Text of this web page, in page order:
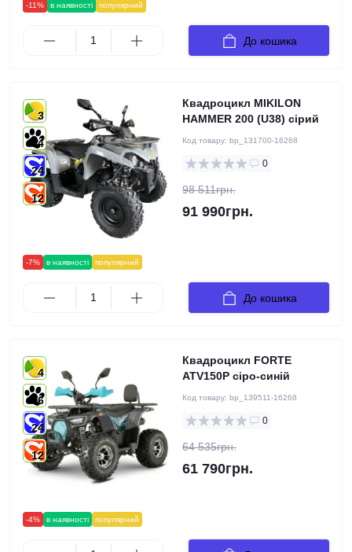
-11% в наявності популярний
До кошика
-7% в наявності популярний
3
4
24
12
Квадроцикл MIKILON
HAMMER 200 (U38) сірий
Код товару: bp_131700-16268
0
98 511грн.
91 990грн.
До кошика
-4% в наявності популярний
4
6
24
12
Квадроцикл FORTE
ATV150P сіро-синiй
Код товару: bp_139511-16268
0
64 535грн.
61 790грн.